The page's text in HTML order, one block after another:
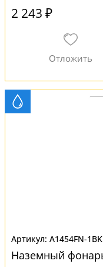
2 243 ₽
A1454FN-1BK
Наземный